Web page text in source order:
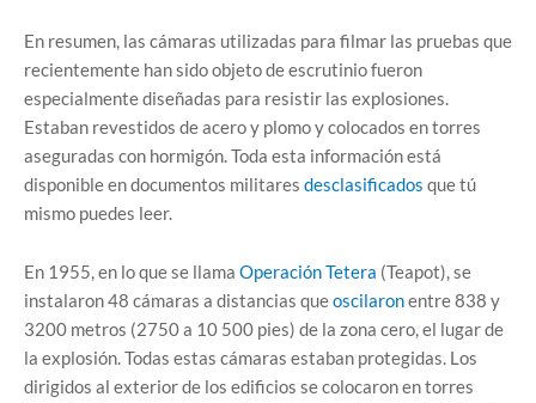
En resumen, las cámaras utilizadas para filmar las pruebas que
recientemente han sido objeto de escrutinio fueron
especialmente diseñadas para resistir las explosiones.
Estaban revestidos de acero y plomo y colocados en torres
aseguradas con hormigón. Toda esta información está
disponible en documentos militares desclasificados que tú
mismo puedes leer.
En 1955, en lo que se llama Operación Tetera (Teapot), se
instalaron 48 cámaras a distancias queoscilaronentre 838 y
3200 metros (2750 a 10 500 pies) de la zona cero, el lugar de
la explosión. Todas estas cámaras estaban protegidas. Los
dirigidos al exterior de los edificios se colocaron en torres